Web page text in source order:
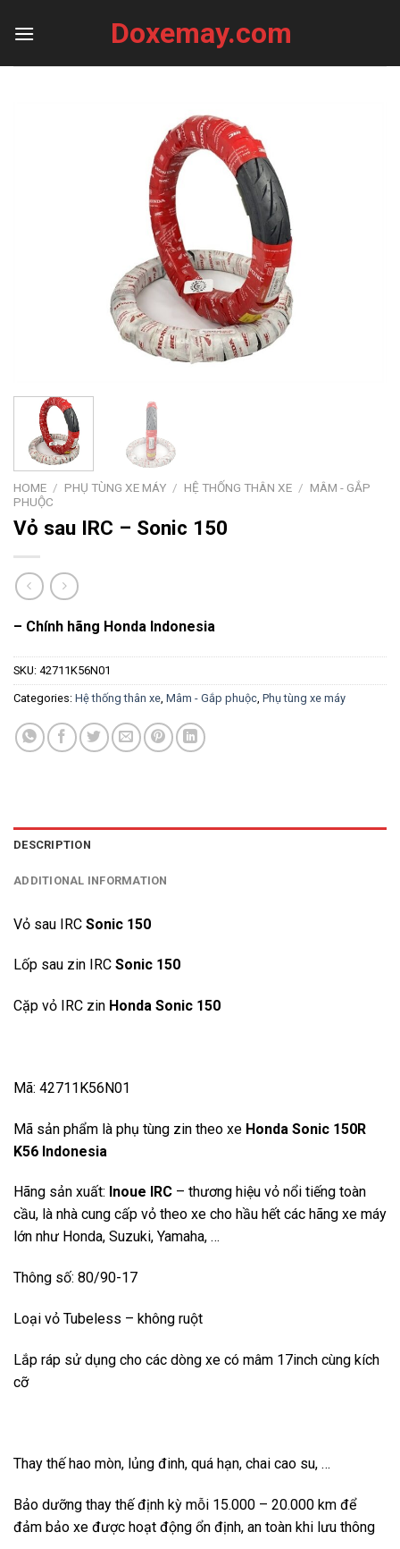
Doxemay.com
HOME / PHỤ TÙNG XE MÁY / HỆ THỐNG THÂN XE / MÂM - GẮP
PHUỘC
Vỏ sau IRC – Sonic 150
– Chính hãng Honda Indonesia
SKU: 42711K56N01
Categories: Hệ thống thân xe Mâm - Gắp phuộc Phụ tùng xe máy
DESCRIPTION
ADDITIONAL INFORMATION
Vỏ sau IRC Sonic 150
Lốp sau zin IRC Sonic 150
Cặp vỏ IRC zin Honda Sonic 150
Mã: 42711K56N01
Mã sản phẩm là phụ tùng zin theo xe Honda Sonic 150R
K56 Indonesia
Hãng sản xuất: Inoue IRC – thương hiệu vỏ nổi tiếng toàn
cầu, là nhà cung cấp vỏ theo xe cho hầu hết các hãng xe máy
lớn như Honda, Suzuki, Yamaha, …
Thông số: 80/90-17
Loại vỏ Tubeless – không ruột
Lắp ráp sử dụng cho các dòng xe có mâm 17inch cùng kích
cỡ
Thay thế hao mòn, lủng đinh, quá hạn, chai cao su, …
Bảo dưỡng thay thế định kỳ mỗi 15.000 – 20.000 km để
đảm bảo xe được hoạt động ổn định, an toàn khi lưu thông